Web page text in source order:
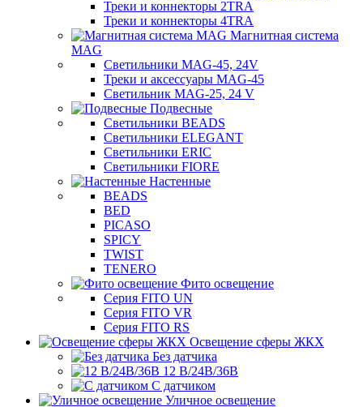
Треки и коннекторы 2TRA
Треки и коннекторы 4TRA
Магнитная система
MAG
Светильники MAG-45, 24V
Треки и аксессуары MAG-45
Светильник MAG-25, 24 V
Подвесные
Светильники BEADS
Светильники ELEGANT
Светильники ERIC
Светильники FIORE
Настенные
BEADS
BED
PICASO
SPICY
TWIST
TENERO
Фито освещение
Серия FITO UN
Серия FITO VR
Серия FITO RS
Освещение сферы ЖКХ
Без датчика
12 В/24В/36В
С датчиком
Уличное освещение